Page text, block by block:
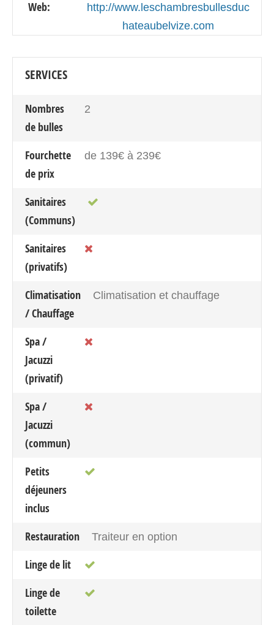
Web:
http://www.leschambresbullesduc
hateaubelvize.com
SERVICES
Nombres
de bulles
2
Fourchette
de prix
de 139€ à 239€
Sanitaires
(Communs)
Sanitaires
(privatifs)
Climatisation
/ Chauffage
Climatisation et chauffage
Spa /
Jacuzzi
(privatif)
Spa /
Jacuzzi
(commun)
Petits
déjeuners
inclus
Restauration
Traiteur en option
Linge de lit
Linge de
toilette